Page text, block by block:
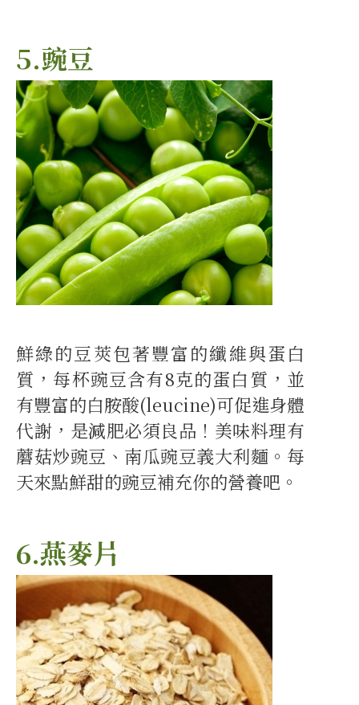
5.豌豆
鮮綠的豆莢包著豐富的纖維與蛋白
質，每杯豌豆含有8克的蛋白質，並
有豐富的白胺酸(leucine)可促進身體
代謝，是減肥必須良品！美味料理有
蘑菇炒豌豆、南瓜豌豆義大利麵。每
天來點鮮甜的豌豆補充你的營養吧。
6.燕麥片